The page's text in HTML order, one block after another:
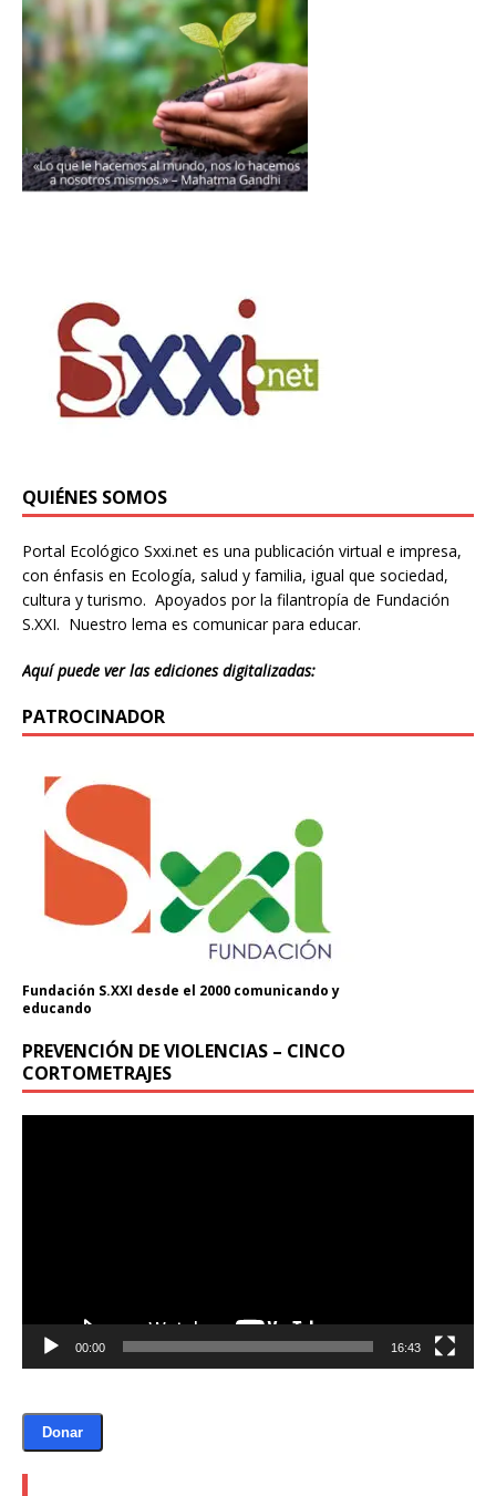
QUIÉNES SOMOS
Portal Ecológico Sxxi.net es una publicación virtual e impresa,
con énfasis en Ecología, salud y familia, igual que sociedad,
cultura y turismo. Apoyados por la filantropía de Fundación
S.XXI. Nuestro lema es comunicar para educar.
Aquí puede ver las ediciones digitalizadas:
PATROCINADOR
Fundación S.XXI desde el 2000 comunicando y
educando
PREVENCIÓN DE VIOLENCIAS – CINCO
CORTOMETRAJES
00:00 16:43
Donación
Introduce la cantidad (USD):
$1.00
Donar